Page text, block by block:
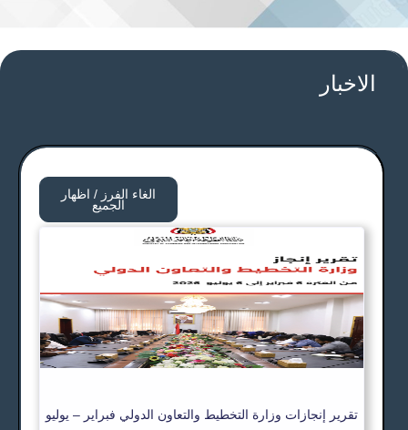
الاخبار
الغاء الفرز / اظهار
الجميع
تقرير إنجازات وزارة التخطيط والتعاون الدولي فبراير – يوليو